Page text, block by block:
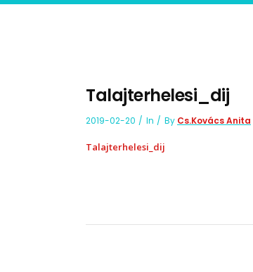
Talajterhelesi_dij
2019-02-20 In By Cs.Kovács Anita
Talajterhelesi_dij